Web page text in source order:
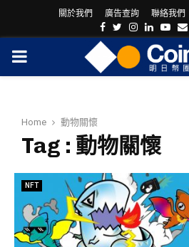
關於我們 廣告查詢 聯絡我們
Facebook
Twitter
Instagram
Linkedin
PRIMARY
Home 動物關懷
Tag : 動物關懷
NFT